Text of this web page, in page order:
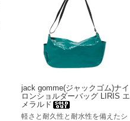
jack gomme(ジャックゴム)ナイ
ロンショルダーバッグ LIRIS エ
メラルド
軽さと耐久性と耐水性を備えたシ